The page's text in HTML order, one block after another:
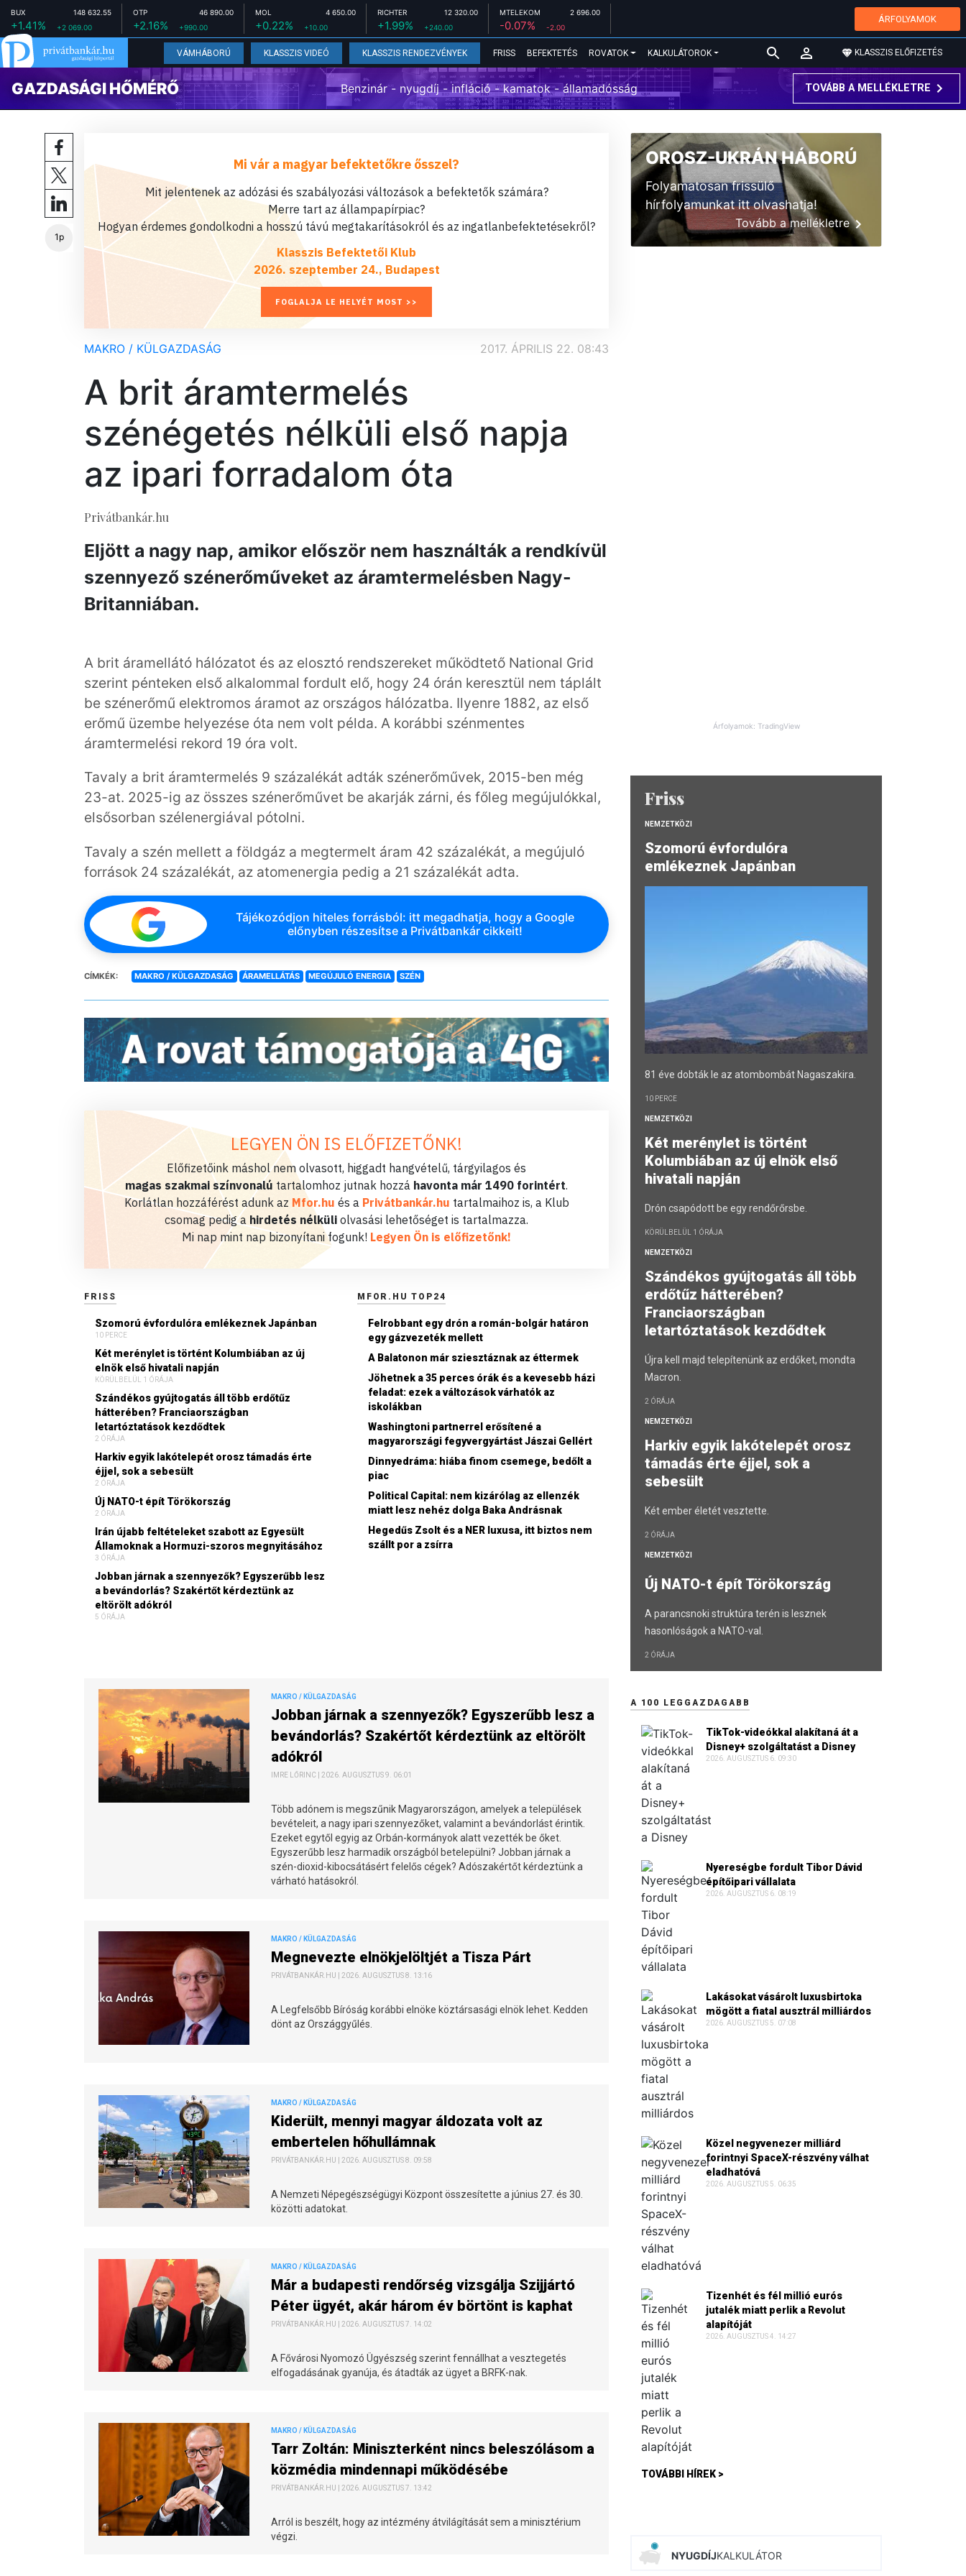
BUX 148 632.55
+1.41% +2 069.00
OTP 46 890.00
+2.16% +990.00
MOL 4 650.00
+0.22% +10.00
RICHTER 12 320.00
+1.99% +240.00
MTELEKOM 2 696.00
-0.07% -2.00
ÁRFOLYAMOK
VÁMHÁBORÚ KLASSZIS VIDEÓ KLASSZIS RENDEZVÉNYEK FRISS BEFEKTETÉS ROVATOK KALKULÁTOROK KLASSZIS ELŐFIZETÉS
GAZDASÁGI HŐMÉRŐ Benzinár - nyugdíj - infláció - kamatok - államadósság TOVÁBB A MELLÉKLETRE
1p
Mi vár a magyar befektetőkre ősszel?
Mit jelentenek az adózási és szabályozási változások a befektetők számára?
Merre tart az állampapírpiac?
Hogyan érdemes gondolkodni a hosszú távú megtakarításokról és az ingatlanbefektetésekről?
Klasszis Befektetői Klub
2026. szeptember 24., Budapest
FOGLALJA LE HELYÉT MOST >>
MAKRO / KÜLGAZDASÁG 2017. ÁPRILIS 22. 08:43
A brit áramtermelés
szénégetés nélküli első napja
az ipari forradalom óta
Privátbankár.hu
Eljött a nagy nap, amikor először nem használták a rendkívül
szennyező szénerőműveket az áramtermelésben Nagy-
Britanniában.
A brit áramellátó hálózatot és az elosztó rendszereket működtető National Grid
szerint pénteken első alkalommal fordult elő, hogy 24 órán keresztül nem táplált
be szénerőmű elektromos áramot az országos hálózatba. Ilyenre 1882, az első
erőmű üzembe helyezése óta nem volt példa. A korábbi szénmentes
áramtermelési rekord 19 óra volt.
Tavaly a brit áramtermelés 9 százalékát adták szénerőművek, 2015-ben még
23-at. 2025-ig az összes szénerőművet be akarják zárni, és főleg megújulókkal,
elsősorban szélenergiával pótolni.
Tavaly a szén mellett a földgáz a megtermelt áram 42 százalékát, a megújuló
források 24 százalékát, az atomenergia pedig a 21 százalékát adta.
Tájékozódjon hiteles forrásból: itt megadhatja, hogy a Google
előnyben részesítse a Privátbankár cikkeit!
CÍMKÉK: MAKRO / KÜLGAZDASÁG ÁRAMELLÁTÁS MEGÚJULÓ ENERGIA SZÉN
LEGYEN ÖN IS ELŐFIZETŐNK!
Előfizetőink máshol nem olvasott, higgadt hangvételű, tárgyilagos és
magas szakmai színvonalú tartalomhoz jutnak hozzá havonta már 1490 forintért.
Korlátlan hozzáférést adunk az Mfor.hu és a Privátbankár.hu tartalmaihoz is, a Klub
csomag pedig a hirdetés nélküli olvasási lehetőséget is tartalmazza.
Mi nap mint nap bizonyítani fogunk! Legyen Ön is előfizetőnk!
FRISS
Szomorú évfordulóra emlékeznek Japánban
10 PERCE
Két merénylet is történt Kolumbiában az új
elnök első hivatali napján
KÖRÜLBELÜL 1 ÓRÁJA
Szándékos gyújtogatás áll több erdőtűz
hátterében? Franciaországban
letartóztatások kezdődtek
2 ÓRÁJA
Harkiv egyik lakótelepét orosz támadás érte
éjjel, sok a sebesült
2 ÓRÁJA
Új NATO-t épít Törökország
2 ÓRÁJA
Irán újabb feltételeket szabott az Egyesült
Államoknak a Hormuzi-szoros megnyitásához
3 ÓRÁJA
Jobban járnak a szennyezők? Egyszerűbb lesz
a bevándorlás? Szakértőt kérdeztünk az
eltörölt adókról
5 ÓRÁJA
MFOR.HU TOP24
Felrobbant egy drón a román-bolgár határon
egy gázvezeték mellett
A Balatonon már sziesztáznak az éttermek
Jöhetnek a 35 perces órák és a kevesebb házi
feladat: ezek a változások várhatók az
iskolákban
Washingtoni partnerrel erősítené a
magyarországi fegyvergyártást Jászai Gellért
Dinnyedráma: hiába finom csemege, bedőlt a
piac
Political Capital: nem kizárólag az ellenzék
miatt lesz nehéz dolga Baka Andrásnak
Hegedűs Zsolt és a NER luxusa, itt biztos nem
szállt por a zsírra
MAKRO / KÜLGAZDASÁG
Jobban járnak a szennyezők? Egyszerűbb lesz a
bevándorlás? Szakértőt kérdeztünk az eltörölt
adókról
IMRE LŐRINC | 2026. AUGUSZTUS 9. 06:01
Több adónem is megszűnik Magyarországon, amelyek a települések
bevételeit, a nagy ipari szennyezőket, valamint a bevándorlást érintik.
Ezeket egytől egyig az Orbán-kormányok alatt vezették be őket.
Egyszerűbb lesz harmadik országból betelepülni? Jobban járnak a
szén-dioxid-kibocsátásért felelős cégek? Adószakértőt kérdeztünk a
várható hatásokról.
MAKRO / KÜLGAZDASÁG
Megnevezte elnökjelöltjét a Tisza Párt
PRIVÁTBANKÁR.HU | 2026. AUGUSZTUS 8. 13:16
A Legfelsőbb Bíróság korábbi elnöke köztársasági elnök lehet. Kedden
dönt az Országgyűlés.
MAKRO / KÜLGAZDASÁG
Kiderült, mennyi magyar áldozata volt az
embertelen hőhullámnak
PRIVÁTBANKÁR.HU | 2026. AUGUSZTUS 8. 09:58
A Nemzeti Népegészségügyi Központ összesítette a június 27. és 30.
közötti adatokat.
MAKRO / KÜLGAZDASÁG
Már a budapesti rendőrség vizsgálja Szijjártó
Péter ügyét, akár három év börtönt is kaphat
PRIVÁTBANKÁR.HU | 2026. AUGUSZTUS 7. 14:02
A Fővárosi Nyomozó Ügyészség szerint fennállhat a vesztegetés
elfogadásának gyanúja, és átadták az ügyet a BRFK-nak.
MAKRO / KÜLGAZDASÁG
Tarr Zoltán: Miniszterként nincs beleszólásom a
közmédia mindennapi működésébe
PRIVÁTBANKÁR.HU | 2026. AUGUSZTUS 7. 13:42
Arról is beszélt, hogy az intézmény átvilágítását sem a minisztérium
végzi.
OROSZ-UKRÁN HÁBORÚ
Folyamatosan frissülő
hírfolyamunkat itt olvashatja!
Tovább a mellékletre
Árfolyamok: TradingView
Friss
NEMZETKÖZI
Szomorú évfordulóra
emlékeznek Japánban
81 éve dobták le az atombombát Nagaszakira.
10 PERCE
NEMZETKÖZI
Két merénylet is történt
Kolumbiában az új elnök első
hivatali napján
Drón csapódott be egy rendőrőrsbe.
KÖRÜLBELÜL 1 ÓRÁJA
NEMZETKÖZI
Szándékos gyújtogatás áll több
erdőtűz hátterében?
Franciaországban
letartóztatások kezdődtek
Újra kell majd telepítenünk az erdőket, mondta
Macron.
2 ÓRÁJA
NEMZETKÖZI
Harkiv egyik lakótelepét orosz
támadás érte éjjel, sok a
sebesült
Két ember életét vesztette.
2 ÓRÁJA
NEMZETKÖZI
Új NATO-t épít Törökország
A parancsnoki struktúra terén is lesznek
hasonlóságok a NATO-val.
2 ÓRÁJA
A 100 LEGGAZDAGABB
TikTok-videókkal alakítaná át a
Disney+ szolgáltatást a Disney
2026. AUGUSZTUS 6. 09:30
Nyereségbe fordult Tibor Dávid
építőipari vállalata
2026. AUGUSZTUS 6. 08:19
Lakásokat vásárolt luxusbirtoka
mögött a fiatal ausztrál milliárdos
2026. AUGUSZTUS 5. 07:08
Közel negyvenezer milliárd
forintnyi SpaceX-részvény válhat
eladhatóvá
2026. AUGUSZTUS 5. 06:35
Tizenhét és fél millió eurós
jutalék miatt perlik a Revolut
alapítóját
2026. AUGUSZTUS 4. 14:27
TOVÁBBI HÍREK >
NYUGDÍJKALKULÁTOR